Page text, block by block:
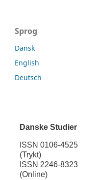
Sprog
Dansk
English
Deutsch
Danske Studier
ISSN 0106-4525
(Trykt)
ISSN 2246-8323
(Online)